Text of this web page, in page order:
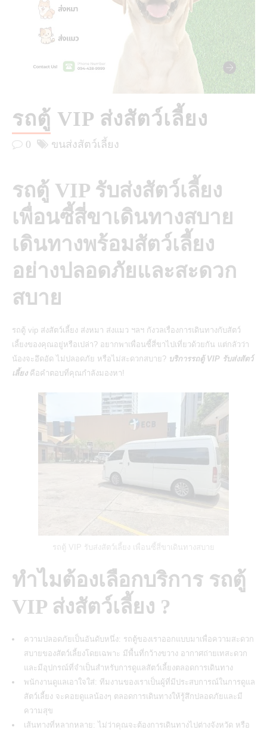
รถตู้ VIP ส่งสัตว์เลี้ยง
0 ขนส่งสัตว์เลี้ยง
รถตู้ VIP รับส่งสัตว์เลี้ยง
เพื่อนซี้สี่ขาเดินทางสบาย
เดินทางพร้อมสัตว์เลี้ยง
อย่างปลอดภัยและสะดวก
สบาย
รถตู้ vip ส่งสัตว์เลี้ยง ส่งหมา ส่งแมว ฯลฯ กังวลเรื่องการเดินทางกับสัตว์
เลี้ยงของคุณอยู่หรือเปล่า? อยากพาเพื่อนซี้สี่ขาไปเที่ยวด้วยกัน แต่กลัวว่า
น้องจะอึดอัด ไม่ปลอดภัย หรือไม่สะดวกสบาย? บริการรถตู้ VIP รับส่งสัตว์
เลี้ยงคือคำตอบที่คุณกำลังมองหา!
รถตู้ VIP รับส่งสัตว์เลี้ยง เพื่อนซี้สี่ขาเดินทางสบาย
ทำไมต้องเลือกบริการ รถตู้
VIP ส่งสัตว์เลี้ยง ?
ความปลอดภัยเป็นอันดับหนึ่ง: รถตู้ของเราออกแบบมาเพื่อความสะดวก
สบายของสัตว์เลี้ยงโดยเฉพาะ มีพื้นที่กว้างขวาง อากาศถ่ายเทสะดวก
และมีอุปกรณ์ที่จำเป็นสำหรับการดูแลสัตว์เลี้ยงตลอดการเดินทาง
พนักงานดูแลเอาใจใส่: ทีมงานของเราเป็นผู้ที่มีประสบการณ์ในการดูแล
สัตว์เลี้ยง จะคอยดูแลน้องๆ ตลอดการเดินทางให้รู้สึกปลอดภัยและมี
ความสุข
เส้นทางที่หลากหลาย: ไม่ว่าคุณจะต้องการเดินทางไปต่างจังหวัด หรือ